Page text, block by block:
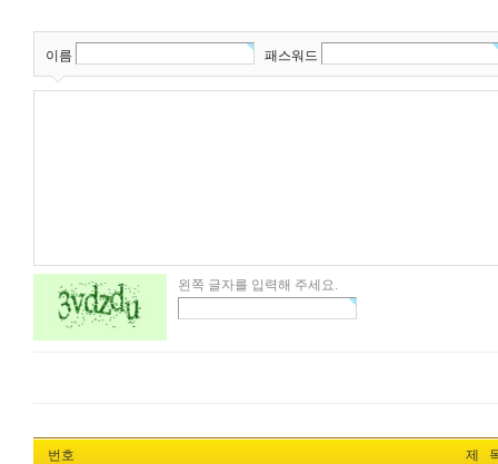
이름 패스워드
왼쪽 글자를 입력해 주세요.
번호 제